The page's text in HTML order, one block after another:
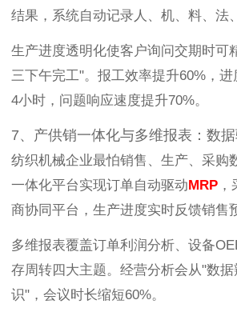
结果，系统自动记录人、机、料、法
生产进度透明化使客户询问交期时可
三下午完工"。报工效率提升60%，
4小时，问题响应速度提升70%。
7、产供销一体化与多维报表：数
纺织机械企业最怕销售、生产、采购
一体化平台实现订单自动驱动MRP
商协同平台，生产进度实时反馈销售
多维报表覆盖订单利润分析、设备
存周转四大主题。经营分析会从"数
识"，会议时长缩短60%。